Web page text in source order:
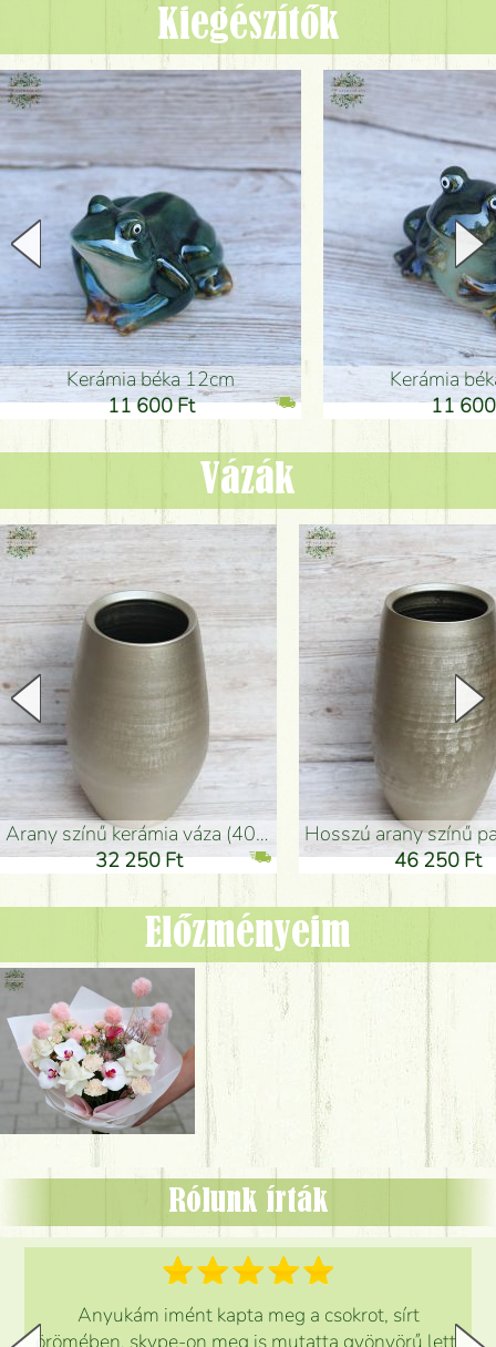
Kiegészítők
Kerámia béka 12cm
11 600 Ft
Kerámia
11
Vázák
arany színű kerámia váza (40x26cm)
32 250 Ft
hosszú arany színű
46 250 Ft
Előzményeim
Rólunk írták
Anyukám imént kapta meg a csokrot, sírt